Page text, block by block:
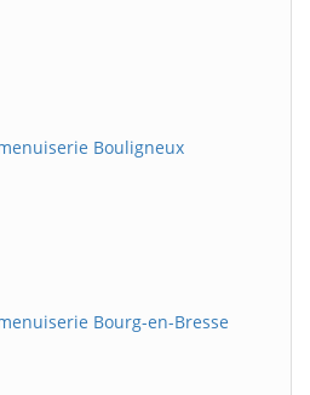
Bouligneux
Bourg-en-Bresse